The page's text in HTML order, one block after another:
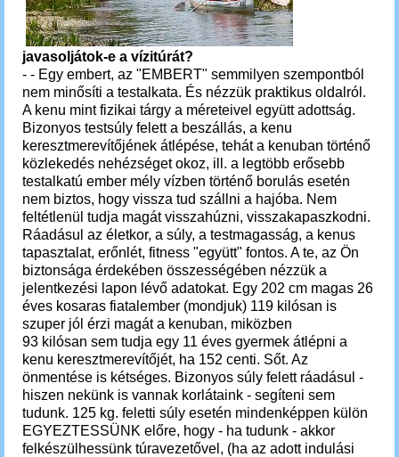
javasoljátok-e a vízitúrát?
- - Egy embert, az "EMBERT" semmilyen szempontból
nem minősíti a testalkata. És nézzük praktikus oldalról.
A kenu mint fizikai tárgy a méreteivel együtt adottság.
Bizonyos testsúly felett a beszállás, a kenu
keresztmerevítőjének átlépése, tehát a kenuban történő
közlekedés nehézséget okoz, ill. a legtöbb erősebb
testalkatú ember mély vízben történő borulás esetén
nem biztos, hogy vissza tud szállni a hajóba. Nem
feltétlenül tudja magát visszahúzni, visszakapaszkodni.
Ráadásul az életkor, a súly, a testmagasság, a kenus
tapasztalat, erőnlét, fitness "együtt" fontos. A te, az Ön
biztonsága érdekében összességében nézzük a
jelentkezési lapon lévő adatokat. Egy 202 cm magas 26
éves kosaras fiatalember (mondjuk) 119 kilósan is
szuper jól érzi magát a kenuban, miközben
93 kilósan sem tudja egy 11 éves gyermek átlépni a
kenu keresztmerevítőjét, ha 152 centi. Sőt. Az
önmentése is kétséges. Bizonyos súly felett ráadásul -
hiszen nekünk is vannak korlátaink - segíteni sem
tudunk. 125 kg. feletti súly esetén mindenképpen külön
EGYEZTESSÜNK előre, hogy - ha tudunk - akkor
felkészülhessünk túravezetővel, (ha az adott indulási